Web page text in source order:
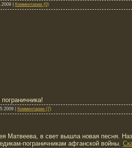
Комментарии (0)
Комментарии (7)
Матвеева, в свет вышла новая песня.
пограничникам афганской войны.